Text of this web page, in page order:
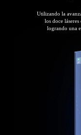
Utilizando la
los doce
logrando una